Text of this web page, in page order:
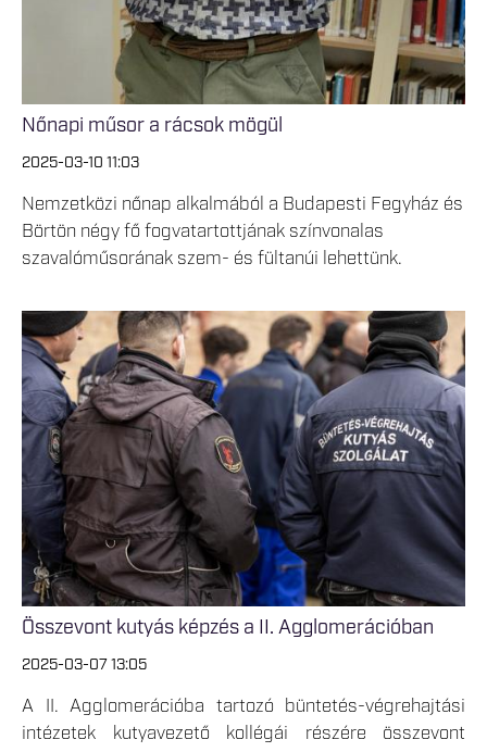
Nőnapi műsor a rácsok mögül
2025-03-10 11:03
Nemzetközi nőnap alkalmából a Budapesti Fegyház és
Börtön négy fő fogvatartottjának színvonalas
szavalóműsorának szem- és fültanúi lehettünk.
Összevont kutyás képzés a II. Agglomerációban
2025-03-07 13:05
A II. Agglomerációba tartozó büntetés-végrehajtási
intézetek kutyavezető kollégái részére összevont